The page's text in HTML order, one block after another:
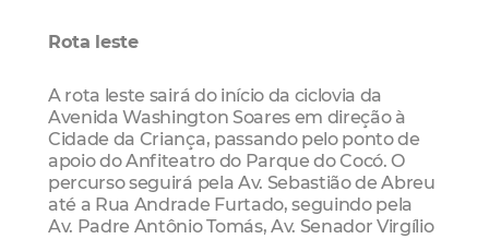
Rota leste
A rota leste sairá do início da ciclovia da
Avenida Washington Soares em direção à
Cidade da Criança, passando pelo ponto de
apoio do Anfiteatro do Parque do Cocó. O
percurso seguirá pela Av. Sebastião de Abreu
até a Rua Andrade Furtado, seguindo pela
Av. Padre Antônio Tomás, Av. Senador Virgílio